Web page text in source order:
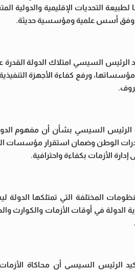
التحديات الإقليمية والدولية
وفق أسس علمية ومؤسسية حديثة.
السيسي امتلاك الدولة القدرة
مؤسساتها، ورفع كفاءة الأجهزة
السيسي بشأن أن مفهوم الدولة لا
الوطن وضمان استقرار مؤسسات
الأزمات بكفاءة واحترافية.
المختلفة التي تمتلكها
الدولة في أوقات الأزمات والكوارث
الرئيس السيسي أن محاكاة